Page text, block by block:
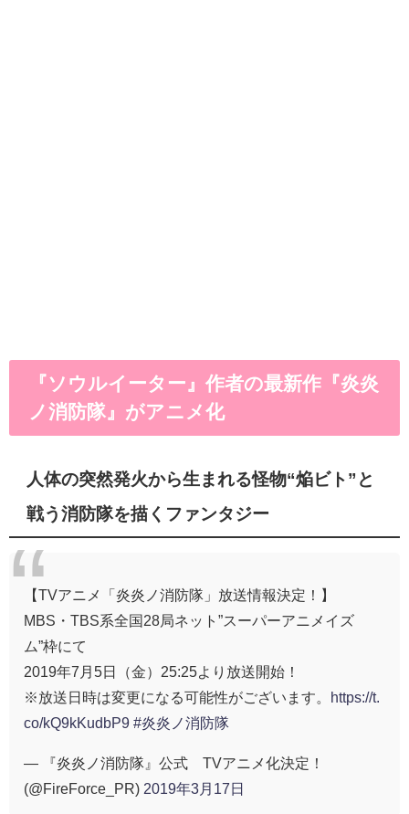
『ソウルイーター』作者の最新作『炎炎
ノ消防隊』がアニメ化
人体の突然発火から生まれる怪物“焔ビト”と
戦う消防隊を描くファンタジー
【TVアニメ「炎炎ノ消防隊」放送情報決定！】
MBS・TBS系全国28局ネット”スーパーアニメイズ
ム”枠にて
2019年7月5日（金）25:25より放送開始！
※放送日時は変更になる可能性がございます。
https://t.
co/kQ9kKudbP9 #炎炎ノ消防隊
— 『炎炎ノ消防隊』公式 TVアニメ化決定！
(@FireForce_PR) 2019年3月17日